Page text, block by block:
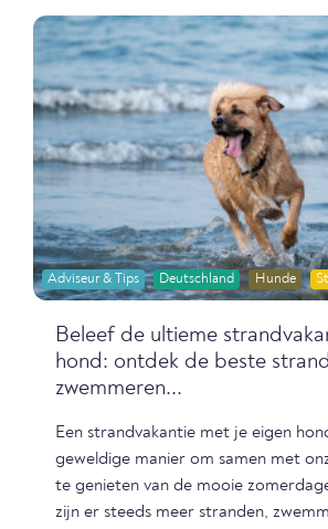
Adviseur & Tips Deutschland Hunde
Beleef de ultieme
hond: ontdek de beste
zwemmeren...
Een strandvakantie met je eigen
geweldige manier om samen met
te genieten van de mooie
zijn er steeds meer stranden,